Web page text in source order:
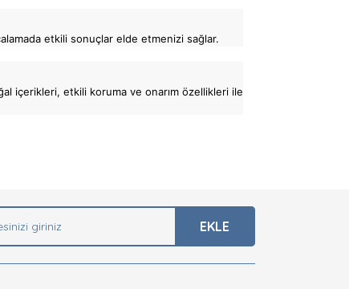
etkili sonuçlar elde etmenizi sağlar.
içerikleri, etkili koruma ve onarım özellikleri ile
EKLE